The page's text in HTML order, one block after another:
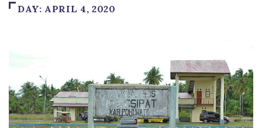
DAY: APRIL 4, 2020